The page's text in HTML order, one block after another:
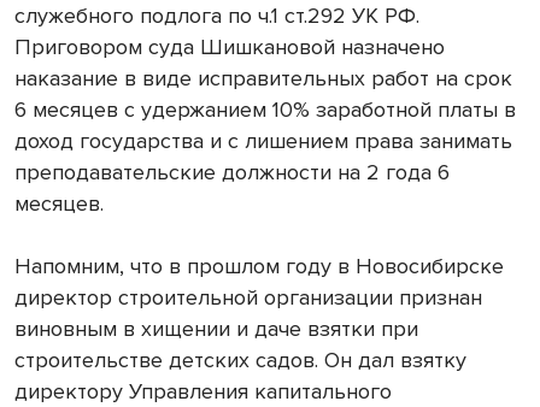
служебного подлога по ч.1 ст.292 УК РФ.
Приговором суда Шишкановой назначено
наказание в виде исправительных работ на срок
6 месяцев с удержанием 10% заработной платы в
доход государства и с лишением права занимать
преподавательские должности на 2 года 6
месяцев.
Напомним, что в прошлом году в Новосибирске
директор строительной организации признан
виновным в хищении и даче взятки при
строительстве детских садов. Он дал взятку
директору Управления капитального